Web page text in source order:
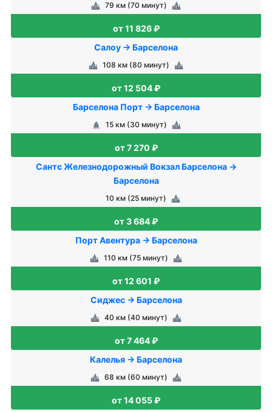
79 км (70 минут)
от 11 826 ₽
Салоу → Барселона
108 км (80 минут)
от 12 504 ₽
Барселона Порт → Барселона
15 км (30 минут)
от 7 270 ₽
Сантс Железнодорожный Вокзал Барселона →
Барселона
10 км (25 минут)
от 3 684 ₽
Порт Авентура → Барселона
110 км (75 минут)
от 12 601 ₽
Сиджес → Барселона
40 км (40 минут)
от 7 464 ₽
Калелья → Барселона
68 км (60 минут)
от 14 055 ₽